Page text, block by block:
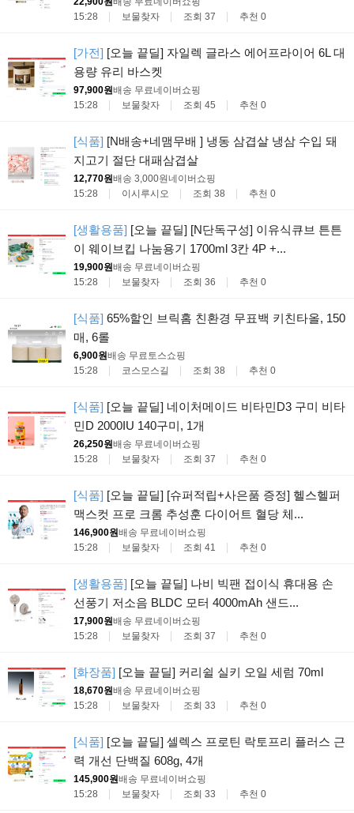
15:28
보물찾자 조회 37 추천 0
[가전] [오늘 끝딜] 자일렉 글라스 에어프라이어 6L 대
용량 유리 바스켓
97,900원배송 무료네이버쇼핑
15:28
보물찾자 조회 45 추천 0
[식품] [N배송+네맴무배 ] 냉동 삼겹살 냉삼 수입 돼
지고기 절단 대패삼겹살
12,770원배송 3,000원네이버쇼핑
15:28
이시루시오 조회 38 추천 0
[생활용품] [오늘 끝딜] [N단독구성] 이유식큐브 튼튼
이 웨이브킵 나눔용기 1700ml 3칸 4P +...
19,900원배송 무료네이버쇼핑
15:28
보물찾자 조회 36 추천 0
[식품] 65%할인 브릭홈 친환경 무표백 키친타올, 150
매, 6롤
6,900원배송 무료토스쇼핑
15:28
코스모스길 조회 38 추천 0
[식품] [오늘 끝딜] 네이처메이드 비타민D3 구미 비타
민D 2000IU 140구미, 1개
26,250원배송 무료네이버쇼핑
15:28
보물찾자 조회 37 추천 0
[식품] [오늘 끝딜] [슈퍼적립+사은품 증정] 헬스헬퍼
맥스컷 프로 크롬 추성훈 다이어트 혈당 체...
146,900원배송 무료네이버쇼핑
15:28
보물찾자 조회 41 추천 0
[생활용품] [오늘 끝딜] 나비 빅팬 접이식 휴대용 손
선풍기 저소음 BLDC 모터 4000mAh 샌드...
17,900원배송 무료네이버쇼핑
15:28
보물찾자 조회 37 추천 0
[화장품] [오늘 끝딜] 커리쉴 실키 오일 세럼 70ml
18,670원배송 무료네이버쇼핑
15:28
보물찾자 조회 33 추천 0
[식품] [오늘 끝딜] 셀렉스 프로틴 락토프리 플러스 근
력 개선 단백질 608g, 4개
145,900원배송 무료네이버쇼핑
15:28
보물찾자 조회 33 추천 0